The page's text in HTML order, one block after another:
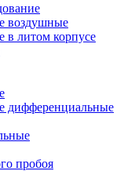
воздушные
в литом корпусе
дифференциальные
пробоя